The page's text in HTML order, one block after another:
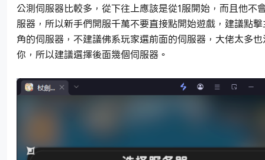
公測伺服器比較多，從下往上應該是從1服開始，而且他不
服器，所以新手們開服千萬不要直接點開始遊戲，建議點
角的伺服器，不建議佛系玩家選前面的伺服器，大佬太多
你，所以建議選擇後面幾個伺服器。